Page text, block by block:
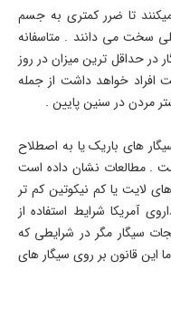
تا ضرر کمتری به جسم
سخت می دانند . متاسفانه
حداقل ترین میزان در روز
سلامت افراد خواهد داشت از جمله
مردن در سنین پایین .
های باریک یا به اصطلاح
. مطالعات نشان داده است
لایت یا کم نیکوتین کم تر
آمریکا شرایط استفاده از
سیگار مگر در شرایطی که
این قانون بر روی سیگار های